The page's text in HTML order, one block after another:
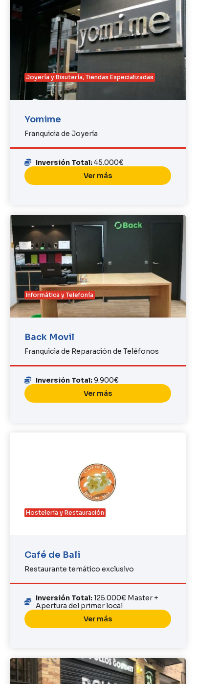
Joyería y Bisutería, Tiendas Especializadas
Yomime
Franquicia de Joyería
Inversión Total:45.000€
Ver más
Informática y Telefonía
Back Movil
Franquicia de Reparación de Teléfonos
Inversión Total:9.900€
Ver más
Hostelería y Restauración
Café de Bali
Restaurante temático exclusivo
Inversión Total:125.000€ Master +
Apertura del primer local
Ver más